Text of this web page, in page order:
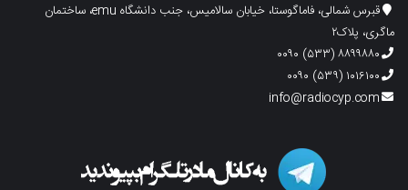
قبرس شمالی، فاماگوستا، خیابان سالامیس، جنب دانشگاه emu، ساختمان
ماگری، پلاک۲
۸۸۹۹۸۸۰ (۵۳۳) ۰۰۹۰
۱۰۱۶۱۰۰ (۵۳۹) ۰۰۹۰
info@radiocyp.com